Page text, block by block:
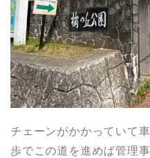
チェーンがかかっていて
歩でこの道を進めば管理